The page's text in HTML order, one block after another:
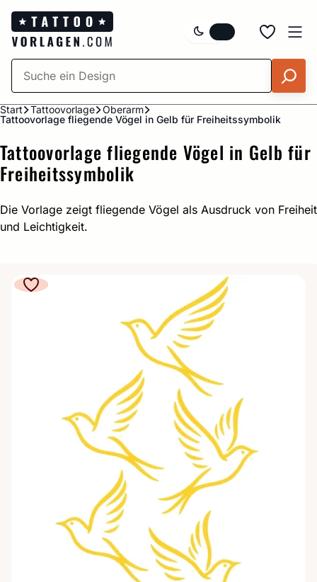
Zum
Inhalt
springen
Start Tattoovorlage
Oberarm
Tattoovorlage fliegende Vögel in Gelb für Freiheitssymbolik
Tattoovorlage fliegende Vögel in Gelb für
Freiheitssymbolik
Die Vorlage zeigt fliegende Vögel als Ausdruck von Freiheit
und Leichtigkeit.